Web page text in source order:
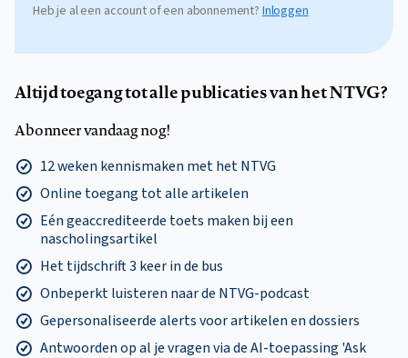
Heb je al een account of een abonnement? Inloggen
Altijd toegang tot alle publicaties van het NTVG?
Abonneer vandaag nog!
12 weken kennismaken met het NTVG
Online toegang tot alle artikelen
Eén geaccrediteerde toets maken bij een
nascholingsartikel
Het tijdschrift 3 keer in de bus
Onbeperkt luisteren naar de NTVG-podcast
Gepersonaliseerde alerts voor artikelen en dossiers
Antwoorden op al je vragen via de AI-toepassing 'Ask